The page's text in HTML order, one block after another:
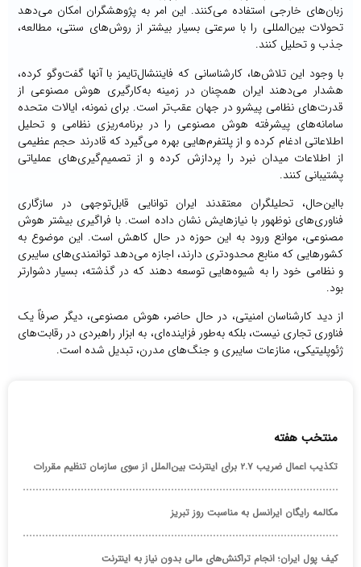
زبان‌های خارجی استفاده می‌کنند. این امر به پژوهشگران امکان می‌دهد
تحولات بین‌المللی را با سرعتی بسیار بیشتر از روش‌های سنتی، مطالعه،
جذب و تحلیل کنند.
با وجود این تلاش‌ها، کارشناسانی که فایننشال‌تایمز با آنها گفت‌وگو کرده،
هشدار می‌دهند ایران همچنان در زمینه به‌کارگیری هوش مصنوعی از
قدرت‌های نظامی پیشرو در جهان عقب‌تر است. برای نمونه، ایالات متحده
سامانه‌های پیشرفته هوش مصنوعی را در برنامه‌ریزی نظامی و تحلیل
اطلاعاتی ادغام کرده و از پلتفرم‌هایی بهره می‌گیرد که قادرند حجم عظیمی
از اطلاعات میدان نبرد را پردازش کرده و از تصمیم‌گیری‌های عملیاتی
پشتیبانی کنند.
بااین‌حال، تحلیلگران معتقدند ایران توانایی قابل‌توجهی در سازگاری
فناوری‌های نوظهور با نیازهایش نشان داده است. با فراگیری بیشتر هوش
مصنوعی، موانع ورود به این حوزه در حال کاهش است. این موضوع به
کشورهایی که منابع محدودتری دارند، اجازه می‌دهد توانمندی‌های سایبری
و نظامی خود را به شیوه‌هایی توسعه دهند که در گذشته، بسیار دشوارتر
بود.
از دید کارشناسان امنیتی، در حال حاضر، هوش مصنوعی، دیگر صرفاً یک
فناوری تجاری نیست، بلکه به‌طور فزاینده‌ای، به ابزار راهبردی در رقابت‌های
ژئوپلیتیکی، منازعات سایبری و جنگ‌های مدرن، تبدیل شده است.
منتخب هفته
تکذیب اعمال ضریب ۲.۷ برای اینترنت بین‌الملل از سوی سازمان تنظیم مقررات
مکالمه رایگان ایرانسل به مناسبت روز تبریز
کیف پول ایران؛ انجام تراکنش‌های مالی بدون نیاز به اینترنت